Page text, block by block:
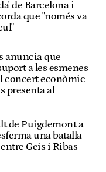
de Barcelona i
que "només va
anuncia que
a les esmenes
concert econòmic
presenta al
de Puigdemont a
una batalla
Geis i Ribas